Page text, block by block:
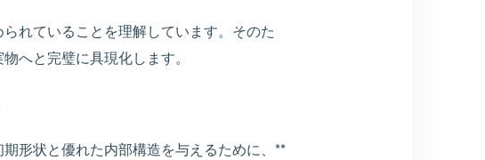
れていることを理解しています。そのた
へと完璧に具現化します。
形状と優れた内部構造を与えるために、**